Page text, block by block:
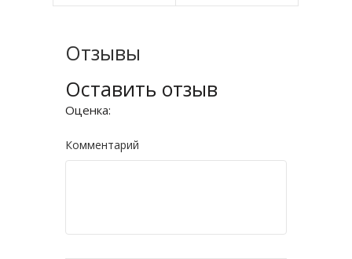
Отзывы
Оставить отзыв
Оценка:
Комментарий